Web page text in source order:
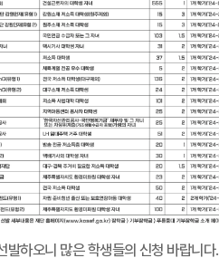
발하오니 많은 학생들의 신청 바랍니다.